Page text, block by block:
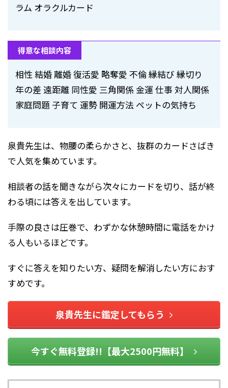
ラム オラクルカード
得意な相談内容
相性 結婚 離婚 復活愛 略奪愛 不倫 縁結び 縁切り
年の差 遠距離 同性愛 三角関係 金運 仕事 対人関係
家庭問題 子育て 運勢 開運方法 ペットの気持ち
泉貴先生は、物腰の柔らかさと、抜群のカードさばき
で人気を集めています。
相談者の話を聞きながら次々にカードを切り、話が終
わる頃には答えを出しています。
手際の良さは圧巻で、わずかな休憩時間に電話をかけ
る人もいるほどです。
すぐに答えを知りたい方、疑問を解消したい方におす
すめです。
泉貴先生に鑑定してもらう
今すぐ無料登録!!【最大2500円無料】